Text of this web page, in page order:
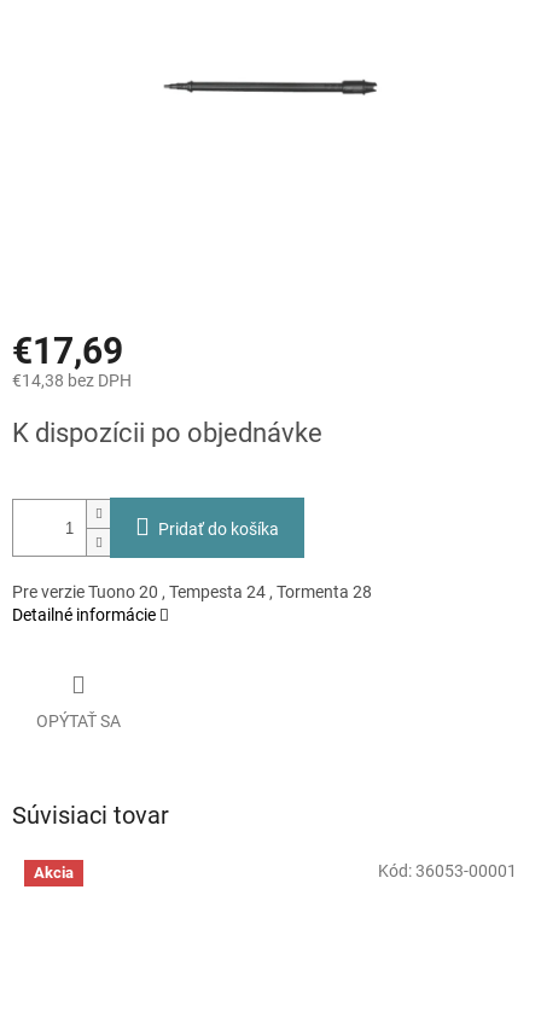
€17,69
€14,38 bez DPH
cena:
K dispozícii po objednávke
Pridať do košíka
Pre verzie Tuono 20 , Tempesta 24 , Tormenta 28
Detailné informácie
OPÝTAŤ SA
Súvisiaci tovar
Akcia Kód:36053-00001